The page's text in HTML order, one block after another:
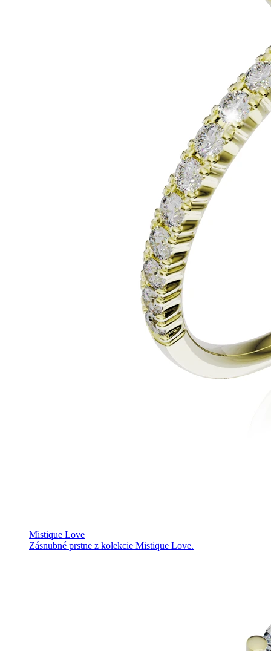
Mistique Love
Zásnubné prstne z kolekcie Mistique Love.